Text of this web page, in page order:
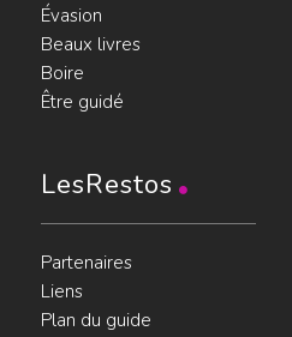
Évasion
Beaux livres
Boire
Être guidé
LesRestos
Partenaires
Liens
Plan du guide